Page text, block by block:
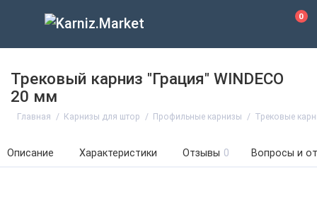
0
Трековый карниз "Грация" WINDECO
20 мм
Главная Карнизы для штор Профильные карнизы Трековые
Описание Характеристики Отзывы 0 Вопросы и